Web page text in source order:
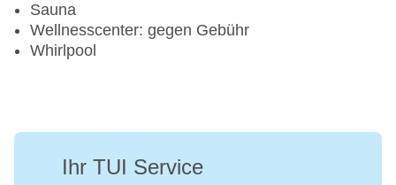
Sauna
Wellnesscenter: gegen Gebühr
Whirlpool
Ihr TUI Service